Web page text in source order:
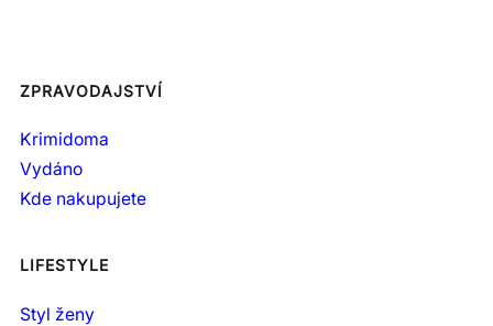
ZPRAVODAJSTVÍ
Krimidoma
Vydáno
Kde nakupujete
LIFESTYLE
Styl ženy